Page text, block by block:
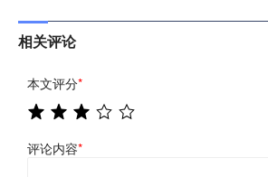
相关评论
本文评分*
评论内容*